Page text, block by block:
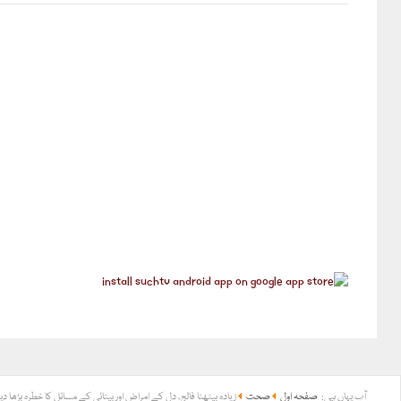
آپ یہاں ہیں: صفحہ اول صحت زیادہ بیٹھنا فالج، دل کے امراض اور بینائی کے مسائل کا خطرہ بڑھا